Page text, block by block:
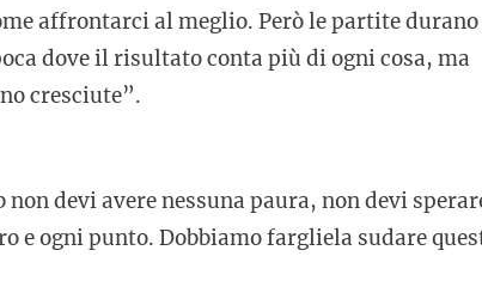
affrontarci al meglio. Però le partite durano
dove il risultato conta più di ogni cosa, ma
cresciute”.
devi avere nessuna paura, non devi
e ogni punto. Dobbiamo fargliela sudare